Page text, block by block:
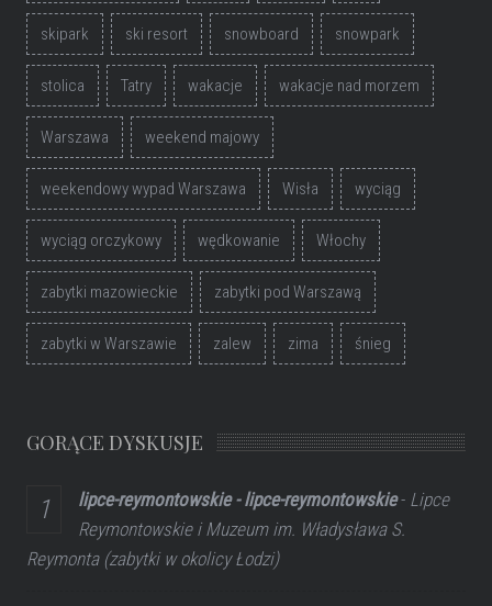
skipark ski resort snowboard snowpark
stolica Tatry wakacje wakacje nad morzem
Warszawa weekend majowy
weekendowy wypad Warszawa Wisła wyciąg
wyciąg orczykowy wędkowanie Włochy
zabytki mazowieckie zabytki pod Warszawą
zabytki w Warszawie zalew zima śnieg
GORĄCE DYSKUSJE
lipce-reymontowskie - lipce-reymontowskie- Lipce
Reymontowskie i Muzeum im. Władysława S.
Reymonta (zabytki w okolicy Łodzi)